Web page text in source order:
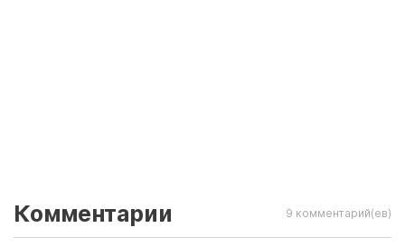
Комментарии 9 комментарий(ев)